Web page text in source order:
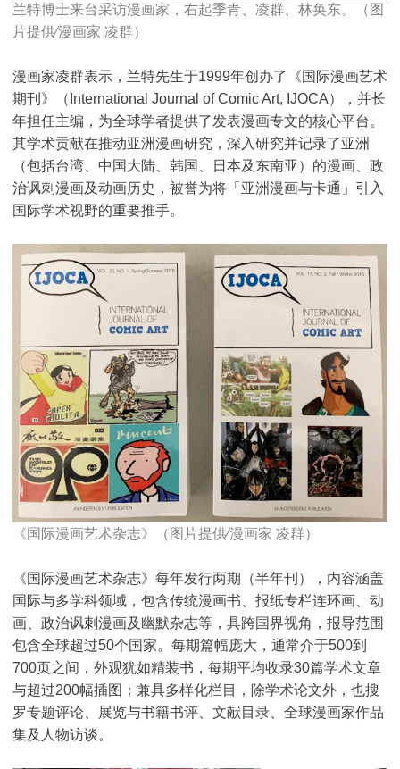
兰特博士来台采访漫画家，右起季青、凌群、林奂东。（图
片提供∕漫画家 凌群）
漫画家凌群表示，兰特先生于1999年创办了《国际漫画艺术
期刊》（International Journal of Comic Art, IJOCA），并长
年担任主编，为全球学者提供了发表漫画专文的核心平台。
其学术贡献在推动亚洲漫画研究，深入研究并记录了亚洲
（包括台湾、中国大陆、韩国、日本及东南亚）的漫画、政
治讽刺漫画及动画历史，被誉为将「亚洲漫画与卡通」引入
国际学术视野的重要推手。
《国际漫画艺术杂志》（图片提供∕漫画家 凌群）
《国际漫画艺术杂志》每年发行两期（半年刊），内容涵盖
国际与多学科领域，包含传统漫画书、报纸专栏连环画、动
画、政治讽刺漫画及幽默杂志等，具跨国界视角，报导范围
包含全球超过50个国家。每期篇幅庞大，通常介于500到
700页之间，外观犹如精装书，每期平均收录30篇学术文章
与超过200幅插图；兼具多样化栏目，除学术论文外，也搜
罗专题评论、展览与书籍书评、文献目录、全球漫画家作品
集及人物访谈。